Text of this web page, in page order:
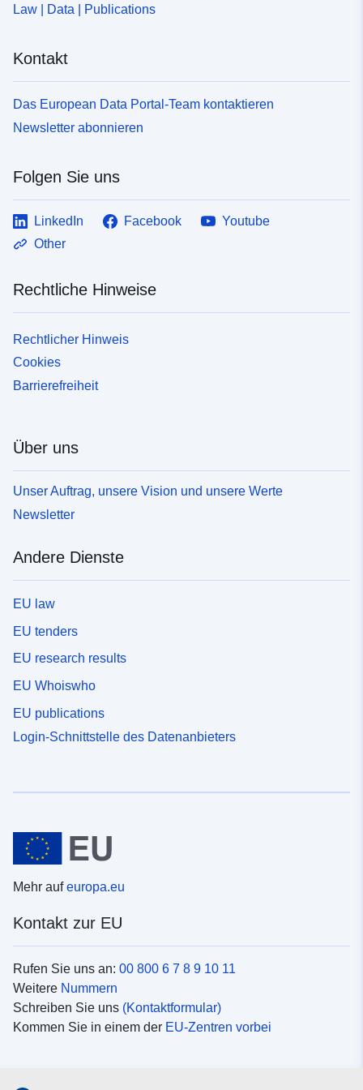
Law | Data | Publications
Kontakt
Das European Data Portal-Team kontaktieren
Newsletter abonnieren
Folgen Sie uns
LinkedIn Facebook
Youtube
Other
Rechtliche Hinweise
Rechtlicher Hinweis
Cookies
Barrierefreiheit
Über uns
Unser Auftrag, unsere Vision und unsere Werte
Newsletter
Andere Dienste
EU law
EU tenders
EU research results
EU Whoiswho
EU publications
Login-Schnittstelle des Datenanbieters
Mehr aufeuropa.eu
Kontakt zur EU
Rufen Sie uns an: 00 800 6 7 8 9 10 11
Weitere Nummern
Schreiben Sie uns (Kontaktformular)
Kommen Sie in einem der EU-Zentren vorbei